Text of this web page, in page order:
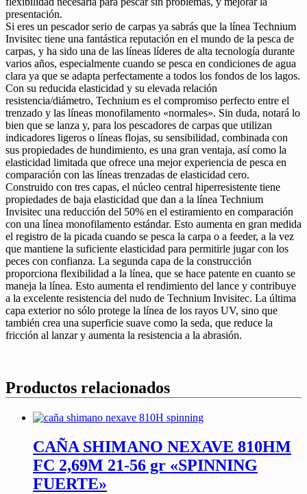
presentación.
Si eres un pescador serio de carpas ya sabrás que la línea Technium
Invisitec tiene una fantástica reputación en el mundo de la pesca de
carpas, y ha sido una de las líneas líderes de alta tecnología durante
varios años, especialmente cuando se pesca en condiciones de agua
clara ya que se adapta perfectamente a todos los fondos de los lagos.
Con su reducida elasticidad y su elevada relación
resistencia/diámetro, Technium es el compromiso perfecto entre el
trenzado y las líneas monofilamento «normales». Sin duda, notará lo
bien que se lanza y, para los pescadores de carpas que utilizan
indicadores ligeros o líneas flojas, su sensibilidad, combinada con
sus propiedades de hundimiento, es una gran ventaja, así como la
elasticidad limitada que ofrece una mejor experiencia de pesca en
comparación con las líneas trenzadas de elasticidad cero.
Construido con tres capas, el núcleo central hiperresistente tiene
propiedades de baja elasticidad que dan a la línea Technium
Invisitec una reducción del 50% en el estiramiento en comparación
con una línea monofilamento estándar. Esto aumenta en gran medida
el registro de la picada cuando se pesca la carpa o a feeder, a la vez
que mantiene la suficiente elasticidad para permitirle jugar con los
peces con confianza. La segunda capa de la construcción
proporciona flexibilidad a la línea, que se hace patente en cuanto se
maneja la línea. Esto aumenta el rendimiento del lance y contribuye
a la excelente resistencia del nudo de Technium Invisitec. La última
capa exterior no sólo protege la línea de los rayos UV, sino que
también crea una superficie suave como la seda, que reduce la
fricción al lanzar y aumenta la resistencia a la abrasión.
Productos relacionados
CAÑA SHIMANO NEXAVE 810HM
FC 2,69M 21-56 gr «SPINNING
FUERTE»